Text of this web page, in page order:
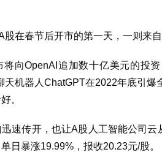
股在春节后开市的第一天，一则来
向OpenAI追加数十亿美元的投
天机器人ChatGPT在2022年底引
。
速传开，也让A股人工智能公司云
日暴涨19.99%，报收20.23元/股。